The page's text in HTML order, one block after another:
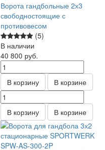
Ворота гандбольные 2х3
свободностоящие с
противовесом
(5)
В наличии
40 800 руб.
В корзину В корзине
В корзину В корзине